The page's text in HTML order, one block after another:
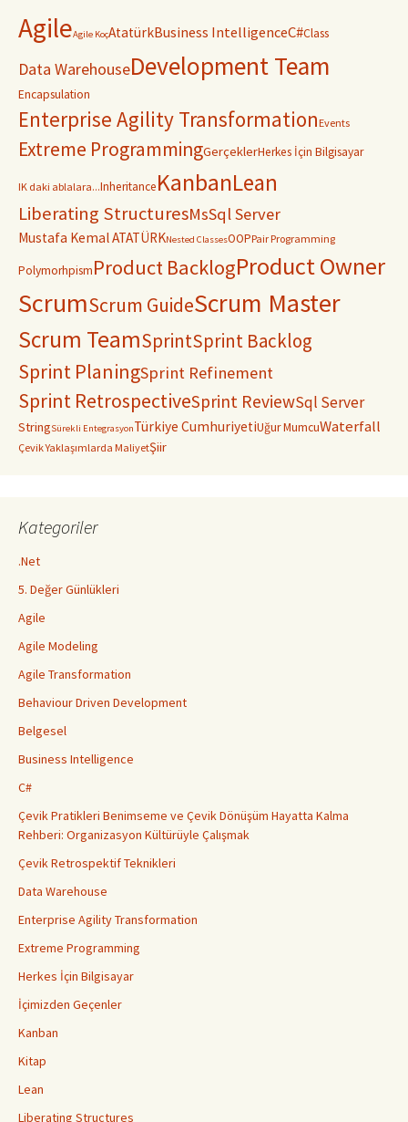
AgileAgile KoçAtatürkBusiness IntelligenceC#Class
Data WarehouseDevelopment Team
Encapsulation
Enterprise Agility TransformationEvents
Extreme ProgrammingGerçeklerHerkes İçin Bilgisayar
IK daki ablalara...InheritanceKanbanLean
Liberating StructuresMsSql Server
Mustafa Kemal ATATÜRKNested ClassesOOPPair Programming
PolymorhpismProduct BacklogProduct Owner
ScrumScrum GuideScrum Master
Scrum TeamSprintSprint Backlog
Sprint PlaningSprint Refinement
Sprint RetrospectiveSprint ReviewSql Server
StringSürekli EntegrasyonTürkiye CumhuriyetiUğur MumcuWaterfall
Çevik Yaklaşımlarda MaliyetŞiir
Kategoriler
.Net
5. Değer Günlükleri
Agile
Agile Modeling
Agile Transformation
Behaviour Driven Development
Belgesel
Business Intelligence
C#
Çevik Pratikleri Benimseme ve Çevik Dönüşüm Hayatta Kalma
Rehberi: Organizasyon Kültürüyle Çalışmak
Çevik Retrospektif Teknikleri
Data Warehouse
Enterprise Agility Transformation
Extreme Programming
Herkes İçin Bilgisayar
İçimizden Geçenler
Kanban
Kitap
Lean
Liberating Structures